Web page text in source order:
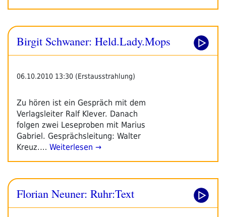
Birgit Schwaner: Held.Lady.Mops
06.10.2010 13:30 (Erstausstrahlung)
Zu hören ist ein Gespräch mit dem
Verlagsleiter Ralf Klever. Danach
folgen zwei Leseproben mit Marius
Gabriel. Gesprächsleitung: Walter
Kreuz.… Weiterlesen →
Florian Neuner: Ruhr:Text